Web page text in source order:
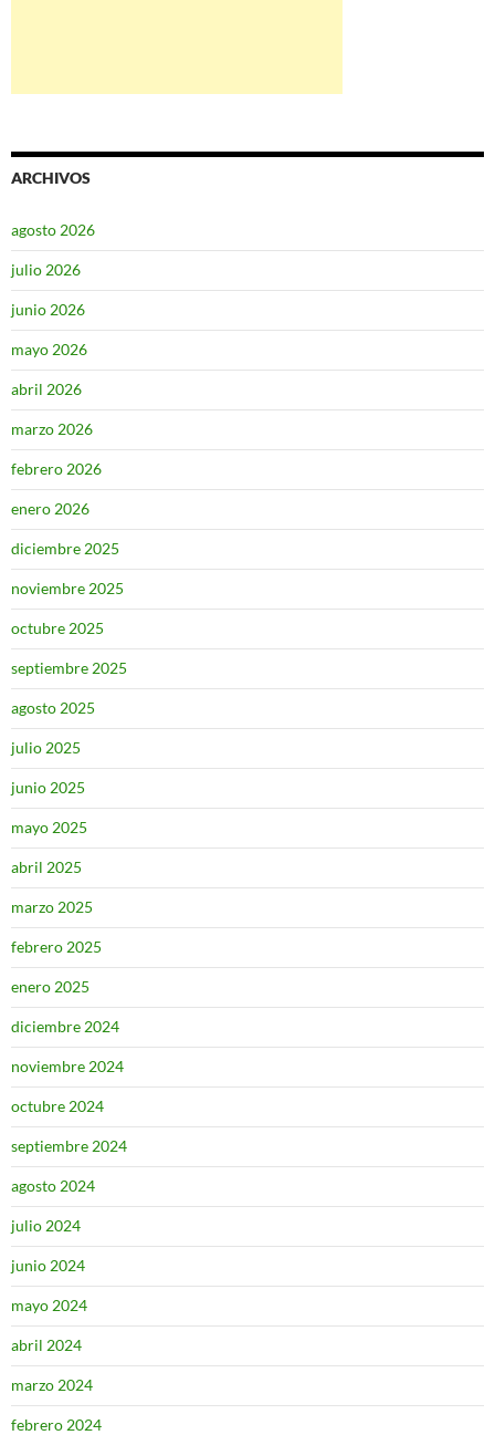
ARCHIVOS
agosto 2026
julio 2026
junio 2026
mayo 2026
abril 2026
marzo 2026
febrero 2026
enero 2026
diciembre 2025
noviembre 2025
octubre 2025
septiembre 2025
agosto 2025
julio 2025
junio 2025
mayo 2025
abril 2025
marzo 2025
febrero 2025
enero 2025
diciembre 2024
noviembre 2024
octubre 2024
septiembre 2024
agosto 2024
julio 2024
junio 2024
mayo 2024
abril 2024
marzo 2024
febrero 2024